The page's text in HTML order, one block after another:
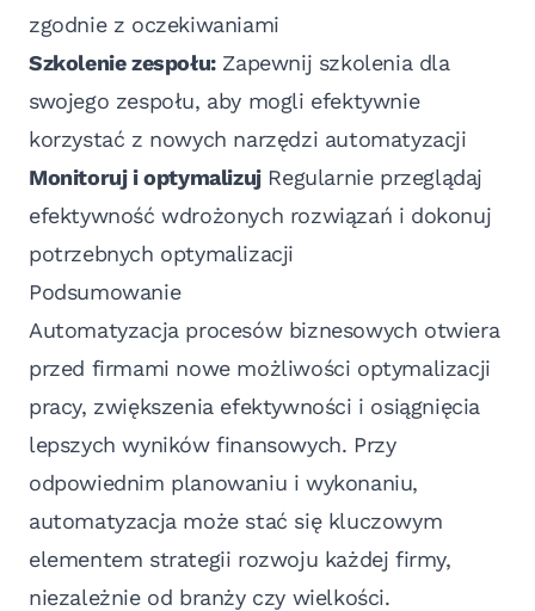
zgodnie z oczekiwaniami
Szkolenie zespołu:Zapewnij szkolenia dla
swojego zespołu, aby mogli efektywnie
korzystać z nowych narzędzi automatyzacji
Monitoruj i optymalizujRegularnie przeglądaj
efektywność wdrożonych rozwiązań i dokonuj
potrzebnych optymalizacji
Podsumowanie
Automatyzacja procesów biznesowych otwiera
przed firmami nowe możliwości optymalizacji
pracy, zwiększenia efektywności i osiągnięcia
lepszych wyników finansowych. Przy
odpowiednim planowaniu i wykonaniu,
automatyzacja może stać się kluczowym
elementem strategii rozwoju każdej firmy,
niezależnie od branży czy wielkości.